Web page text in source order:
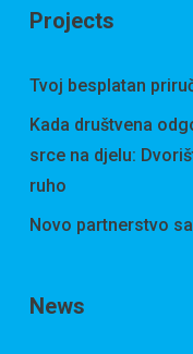
Projects
Tvoj besplatan
Kada društvena
srce na djelu:
ruho
Novo partnerstvo
News